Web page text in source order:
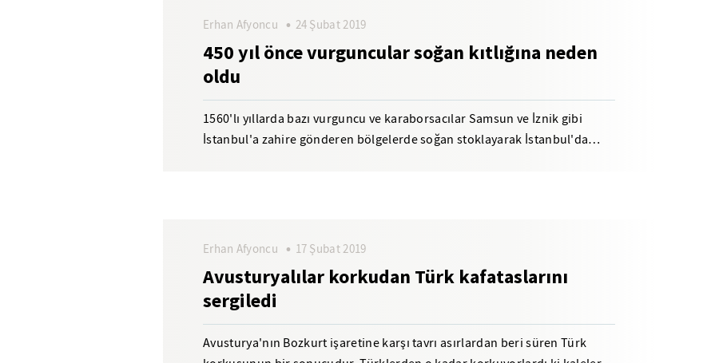
Erhan Afyoncu 24 Şubat 2019
450 yıl önce vurguncular soğan kıtlığına neden
oldu
1560'lı yıllarda bazı vurguncu ve karaborsacılar Samsun ve İznik gibi
İstanbul'a zahire gönderen bölgelerde soğan stoklayarak İstanbul'da
Erhan Afyoncu 17 Şubat 2019
Avusturyalılar korkudan Türk kafataslarını
sergiledi
Avusturya'nın Bozkurt işaretine karşı tavrı asırlardan beri süren Türk